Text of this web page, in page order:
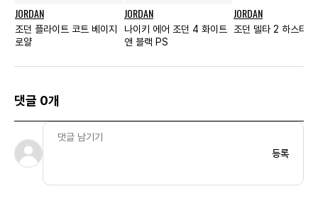
JORDAN
조던 플라이트 코트 베이지
로얄
JORDAN
나이키 에어 조던 4 화이트
앤 블랙 PS
JORDAN
조던 델타 2 하스타
댓글 0개
등록